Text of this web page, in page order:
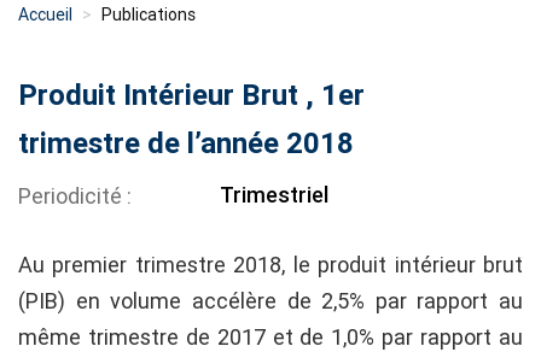
Accueil Publications
Produit Intérieur Brut , 1er
trimestre de l’année 2018
Periodicité Trimestriel
Au premier trimestre 2018, le produit intérieur brut
(PIB) en volume accélère de 2,5% par rapport au
même trimestre de 2017 et de 1,0% par rapport au